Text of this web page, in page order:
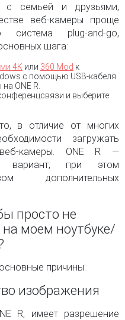
с семьей и друзьями,
веб-камеры проще
plug-and-go,
шага:
4K или 360 Mod к
с помощью USB-кабеля.
ONE R.
и выберите
в отличие от многих
загружать
камеры. ONE R —
вариант, при этом
дополнительных
просто не
моем ноутбуке/
причины:
изображения
R, имеет разрешение